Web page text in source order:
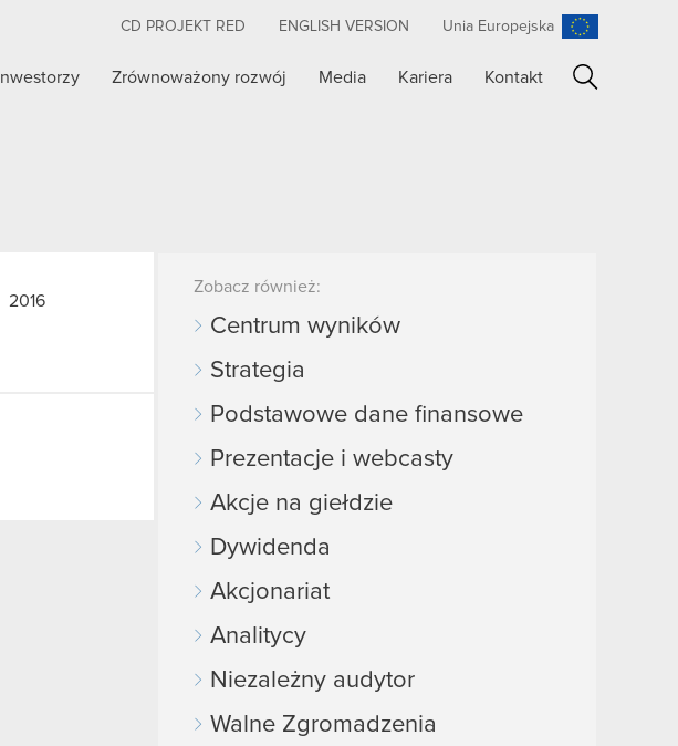
CD PROJEKT RED ENGLISH VERSION Unia Europejska
Inwestorzy Zrównoważony rozwój Media Kariera Kontakt
2016
Zobacz również:
Centrum wyników
Strategia
Podstawowe dane finansowe
Prezentacje i webcasty
Akcje na giełdzie
Dywidenda
Akcjonariat
Analitycy
Niezależny audytor
Walne Zgromadzenia